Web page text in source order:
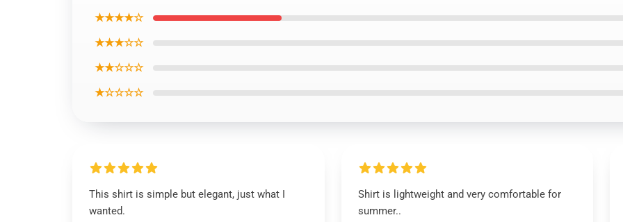
★★★★☆
★★★☆☆
★★☆☆☆
★☆☆☆☆
This shirt is simple but elegant, just what I
wanted.
Shirt is lightweight and very comfortable for
summer..